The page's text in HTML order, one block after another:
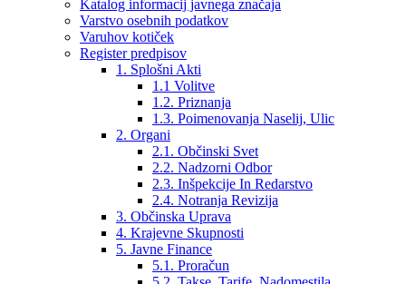
Katalog informacij javnega značaja
Varstvo osebnih podatkov
Varuhov kotiček
Register predpisov
1. Splošni Akti
1.1 Volitve
1.2. Priznanja
1.3. Poimenovanja Naselij, Ulic
2. Organi
2.1. Občinski Svet
2.2. Nadzorni Odbor
2.3. Inšpekcije In Redarstvo
2.4. Notranja Revizija
3. Občinska Uprava
4. Krajevne Skupnosti
5. Javne Finance
5.1. Proračun